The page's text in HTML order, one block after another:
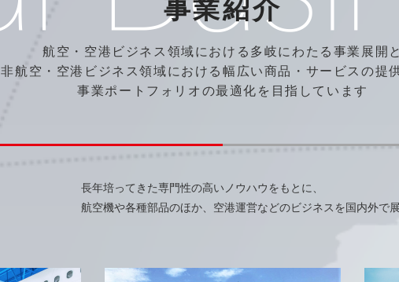
事業紹介
航空・空港ビジネス領域における多岐にわたる事業展開
非航空・空港ビジネス領域における幅広い商品・サービスの提
事業ポートフォリオの最適化を目指しています
長年培ってきた専門性の高いノウハウをもとに、
航空機や各種部品のほか、空港運営などのビジネスを国内外で